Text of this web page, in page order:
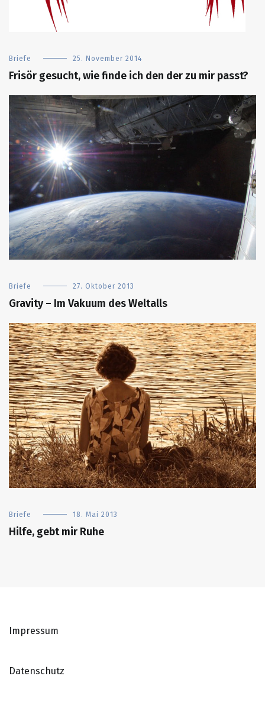
Briefe 25. November 2014
Frisör gesucht, wie finde ich den der zu mir passt?
Briefe 27. Oktober 2013
Gravity – Im Vakuum des Weltalls
Briefe 18. Mai 2013
Hilfe, gebt mir Ruhe
Impressum
Datenschutz